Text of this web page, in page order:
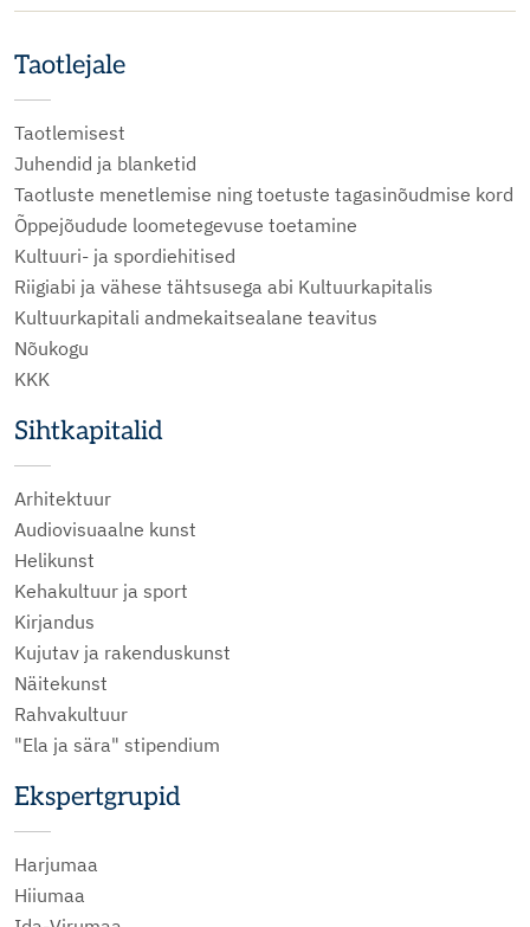
Taotlejale
Taotlemisest
Juhendid ja blanketid
Taotluste menetlemise ning toetuste tagasinõudmise kord
Õppejõudude loometegevuse toetamine
Kultuuri- ja spordiehitised
Riigiabi ja vähese tähtsusega abi Kultuurkapitalis
Kultuurkapitali andmekaitsealane teavitus
Nõukogu
KKK
Sihtkapitalid
Arhitektuur
Audiovisuaalne kunst
Helikunst
Kehakultuur ja sport
Kirjandus
Kujutav ja rakenduskunst
Näitekunst
Rahvakultuur
"Ela ja sära" stipendium
Ekspertgrupid
Harjumaa
Hiiumaa